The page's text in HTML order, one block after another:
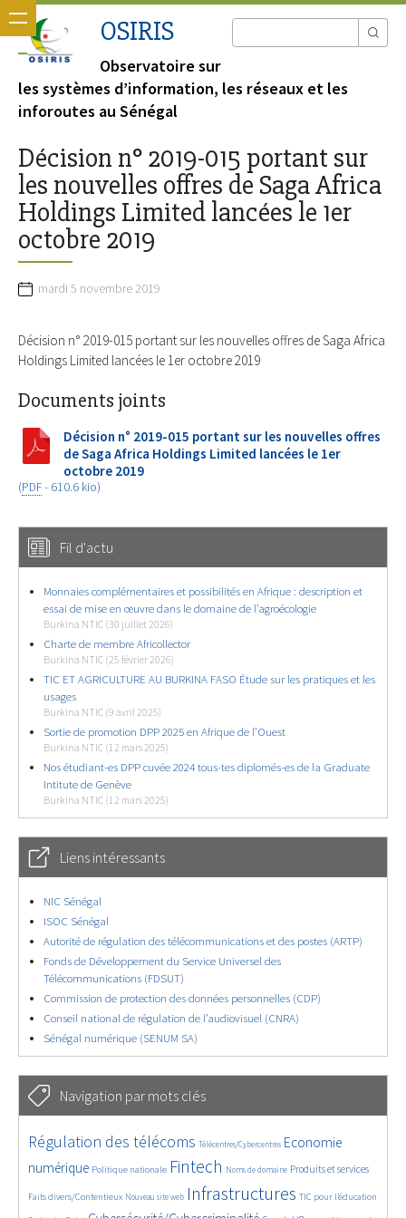
OSIRIS
Observatoire sur
les systèmes d’information, les réseaux et les
inforoutes au Sénégal
Décision n° 2019-015 portant sur
les nouvelles offres de Saga Africa
Holdings Limited lancées le 1er
octobre 2019
mardi 5 novembre 2019
Décision n° 2019-015 portant sur les nouvelles offres de Saga Africa
Holdings Limited lancées le 1er octobre 2019
Documents joints
Décision n° 2019-015 portant sur les nouvelles offres
de Saga Africa Holdings Limited lancées le 1er
octobre 2019
(PDF- 610.6 kio)
Fil d'actu
Monnaies complémentaires et possibilités en Afrique : description et
essai de mise en œuvre dans le domaine de l’agroécologie
Burkina NTIC (30 juillet 2026)
Charte de membre Africollector
Burkina NTIC (25 février 2026)
TIC ET AGRICULTURE AU BURKINA FASO Étude sur les pratiques et les
usages
Burkina NTIC (9 avril 2025)
Sortie de promotion DPP 2025 en Afrique de l’Ouest
Burkina NTIC (12 mars 2025)
Nos étudiant-es DPP cuvée 2024 tous-tes diplomés-es de la Graduate
Intitute de Genève
Burkina NTIC (12 mars 2025)
Liens intéressants
NIC Sénégal
ISOC Sénégal
Autorité de régulation des télécommunications et des postes (ARTP)
Fonds de Développement du Service Universel des
Télécommunications (FDSUT)
Commission de protection des données personnelles (CDP)
Conseil national de régulation de l’audiovisuel (CNRA)
Sénégal numérique (SENUM SA)
Navigation par mots clés
4650/5670
Régulation des télécoms
365/5670 Télécentres/Cybercentres
3726/5670
Economie
numérique
1863/5670 Politique nationale
5187/5670 Fintech
683/5670 Noms de domaine
2390/5670 Produits et services
1581/5670
Faits divers/Contentieux Nouveau site web Infrastructures TIC pour l’éducation